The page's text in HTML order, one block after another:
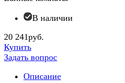
В наличии
20 241руб.
Купить
Задать вопрос
Описание